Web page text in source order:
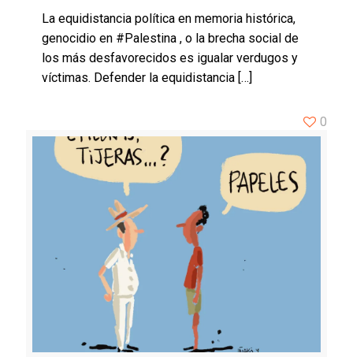
La equidistancia política en memoria histórica,
genocidio en #Palestina , o la brecha social de
los más desfavorecidos es igualar verdugos y
víctimas. Defender la equidistancia […]
0